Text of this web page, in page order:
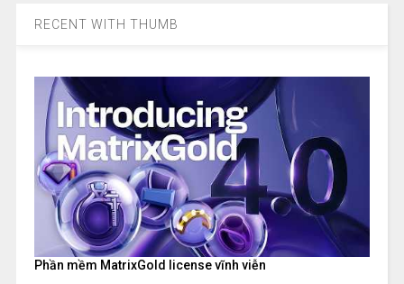
RECENT WITH THUMB
Phần mềm MatrixGold license vĩnh viễn